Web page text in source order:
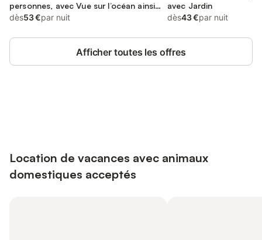
personnes, avec Vue sur l’océan ainsi
que Balcon et Terrasse
dès53 €par nuit
avec Jardin
dès43 €par nuit
Afficher toutes les offres
Location de vacances avec animaux
domestiques acceptés